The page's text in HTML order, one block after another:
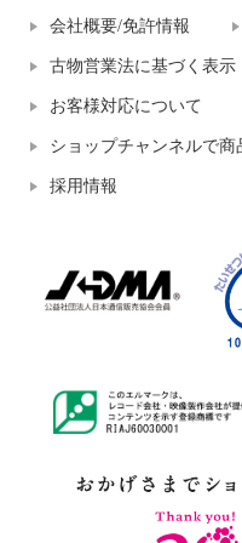
会社概要/免許情報
古物営業法に基づく表示
お客様対応について
ショップチャンネルで
採用情報